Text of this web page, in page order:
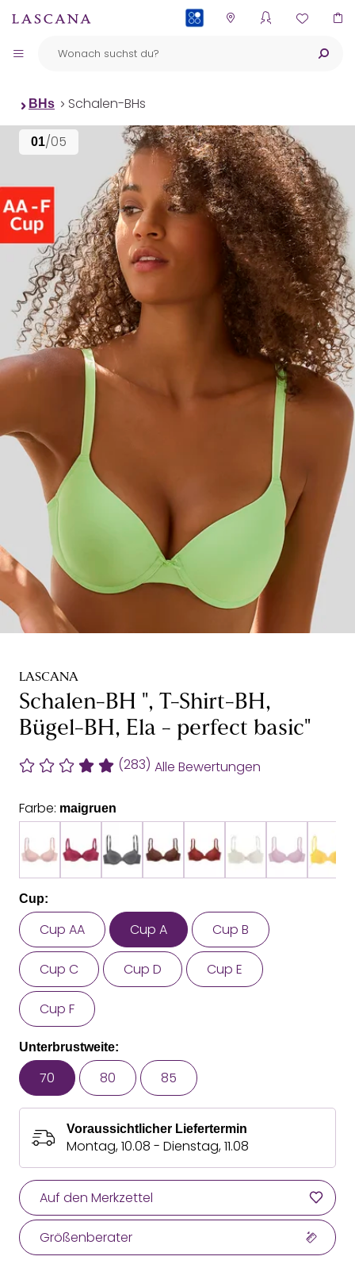
BHs Schalen-BHs
01/05
LASCANA
Schalen-BH ", T-Shirt-BH,
Bügel-BH, Ela - perfect basic"
(283) Alle Bewertungen
Farbe: maigruen
Cup:
Cup AA Cup A Cup B
Cup C Cup D Cup E
Cup F
Unterbrustweite:
70 80 85
Voraussichtlicher Liefertermin
Montag, 10.08 - Dienstag, 11.08
Auf den Merkzettel
Größenberater